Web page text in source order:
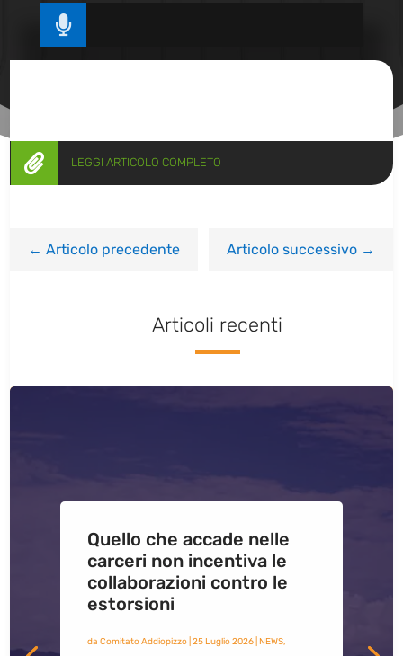

 LEGGI ARTICOLO COMPLETO
←Articolo precedente Articolo successivo→
Articoli recenti
Quello che accade nelle
carceri non incentiva le
collaborazioni contro le
estorsioni
da Comitato Addiopizzo| 25 Luglio 2026| NEWS,